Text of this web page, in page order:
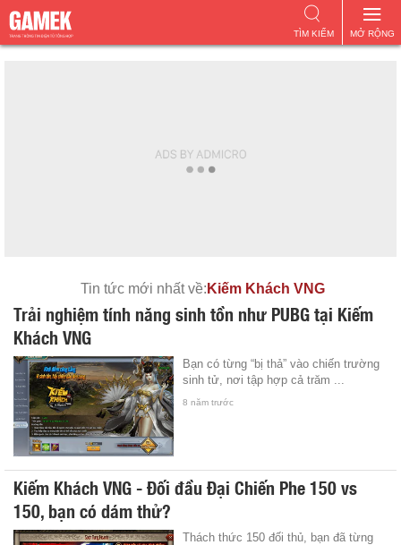
MỞ RỘNG
TÌM KIẾM
Tin tức mới nhất về: Kiếm Khách VNG
Trải nghiệm tính năng sinh tồn như PUBG tại Kiếm
Khách VNG
Bạn có từng “bị thả” vào chiến trường
sinh tử, nơi tập hợp cả trăm ...
8 năm trước
Kiếm Khách VNG - Đối đầu Đại Chiến Phe 150 vs
150, bạn có dám thử?
Thách thức 150 đối thủ, bạn đã từng